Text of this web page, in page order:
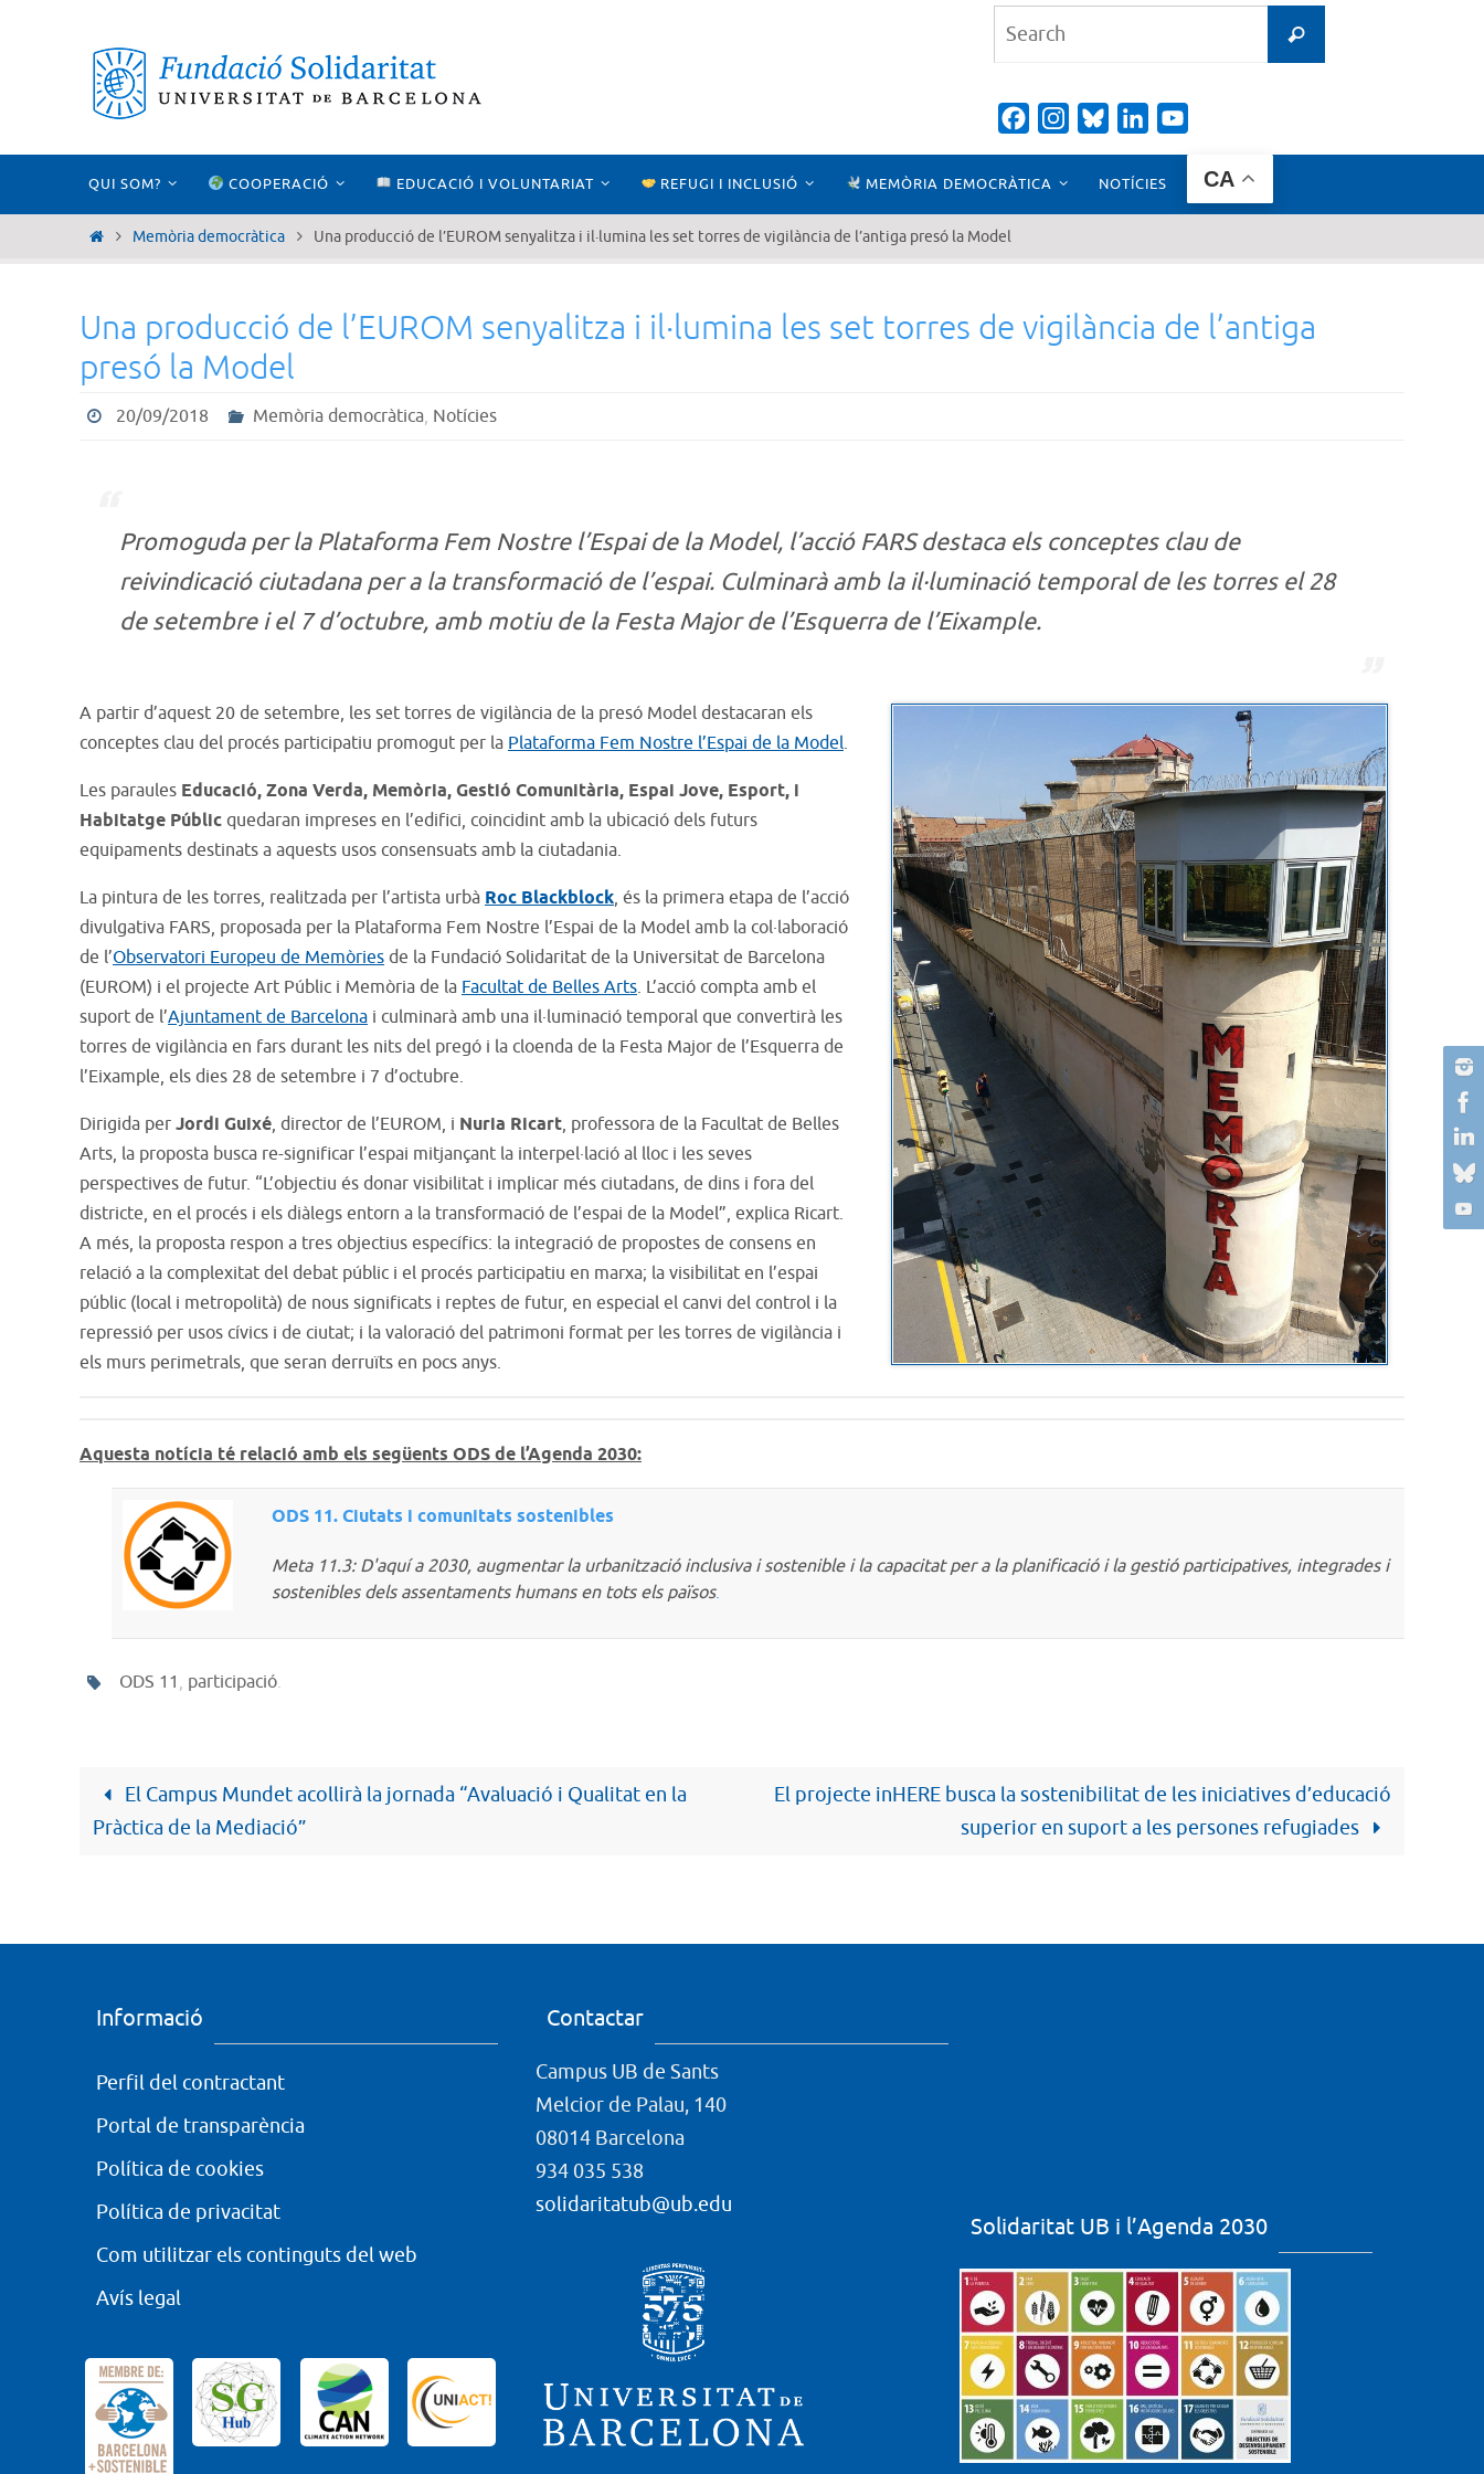
Search
FacebookInstagramBlueskyLinkedIn
content
QUI SOM? COOPERACIÓ EDUCACIÓ I VOLUNTARIAT REFUGI I INCLUSIÓ MEMÒRIA DEMOCRÀTICA NOTÍCIES CA
HomeMemòria democràtica Una producció de l’EUROM senyalitza i il·lumina les set torres de vigilància de l’antiga presó la Model
Una producció de l’EUROM senyalitza i il·lumina les set torres de vigilància de l’antiga
presó la Model
20/09/2018 Memòria democràtica, Notícies
Promoguda per la Plataforma Fem Nostre l’Espai de la Model, l’acció FARS destaca els conceptes clau de
reivindicació ciutadana per a la transformació de l’espai. Culminarà amb la il·luminació temporal de les torres el 28
de setembre i el 7 d’octubre, amb motiu de la Festa Major de l’Esquerra de l’Eixample.
A partir d’aquest 20 de setembre, les set torres de vigilància de la presó Model destacaran els
conceptes clau del procés participatiu promogut per la Plataforma Fem Nostre l’Espai de la Model.
Les paraules Educació, Zona Verda, Memòria, Gestió Comunitària, Espai Jove, Esport, i
Habitatge Públic quedaran impreses en l’edifici, coincidint amb la ubicació dels futurs
equipaments destinats a aquests usos consensuats amb la ciutadania.
La pintura de les torres, realitzada per l’artista urbà Roc Blackblock, és la primera etapa de l’acció
divulgativa FARS, proposada per la Plataforma Fem Nostre l’Espai de la Model amb la col·laboració
de l’Observatori Europeu de Memòries de la Fundació Solidaritat de la Universitat de Barcelona
(EUROM) i el projecte Art Públic i Memòria de la Facultat de Belles Arts. L’acció compta amb el
suport de l’Ajuntament de Barcelona i culminarà amb una il·luminació temporal que convertirà les
torres de vigilància en fars durant les nits del pregó i la cloenda de la Festa Major de l’Esquerra de
l’Eixample, els dies 28 de setembre i 7 d’octubre.
Dirigida per Jordi Guixé, director de l’EUROM, i Nuria Ricart, professora de la Facultat de Belles
Arts, la proposta busca re-significar l’espai mitjançant la interpel·lació al lloc i les seves
perspectives de futur. “L’objectiu és donar visibilitat i implicar més ciutadans, de dins i fora del
districte, en el procés i els diàlegs entorn a la transformació de l’espai de la Model”, explica Ricart.
A més, la proposta respon a tres objectius específics: la integració de propostes de consens en
relació a la complexitat del debat públic i el procés participatiu en marxa; la visibilitat en l’espai
públic (local i metropolità) de nous significats i reptes de futur, en especial el canvi del control i la
repressió per usos cívics i de ciutat; i la valoració del patrimoni format per les torres de vigilància i
els murs perimetrals, que seran derruïts en pocs anys.
Aquesta notícia té relació amb els següents ODS de l’Agenda 2030:
ODS 11. Ciutats i comunitats sostenibles
Meta 11.3: D'aquí a 2030, augmentar la urbanització inclusiva i sostenible i la capacitat per a la planificació i la gestió participatives, integrades i
sostenibles dels assentaments humans en tots els països.
ODS 11 , participació.
El Campus Mundet acollirà la jornada “Avaluació i Qualitat en la
Pràctica de la Mediació”
El projecte inHERE busca la sostenibilitat de les iniciatives d’educació
superior en suport a les persones refugiades
Informació
Perfil del contractant
Portal de transparència
Política de cookies
Política de privacitat
Com utilitzar els continguts del web
Avís legal
Contactar
Campus UB de Sants
Melcior de Palau, 140
08014 Barcelona
934 035 538
solidaritatub@ub.edu
Solidaritat UB i l’Agenda 2030